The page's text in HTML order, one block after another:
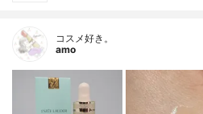
コスメ好き。
amo